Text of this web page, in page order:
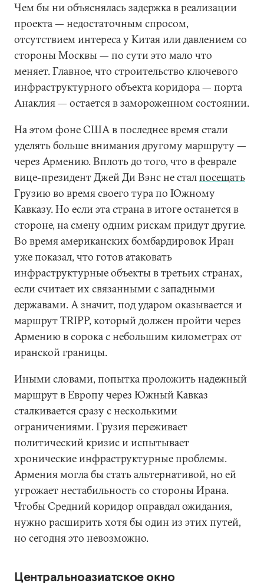
Чем бы ни объяснялась задержка в реализации
проекта — недостаточным спросом,
отсутствием интереса у Китая или давлением со
стороны Москвы — по сути это мало что
меняет. Главное, что строительство ключевого
инфраструктурного объекта коридора — порта
Анаклия — остается в замороженном состоянии.
На этом фоне США в последнее время стали
уделять больше внимания другому маршруту —
через Армению. Вплоть до того, что в феврале
вице-президент Джей Ди Вэнс не сталпосещать
Грузию во время своего тура по Южному
Кавказу. Но если эта страна в итоге останется в
стороне, на смену одним рискам придут другие.
Во время американских бомбардировок Иран
уже показал, что готов атаковать
инфраструктурные объекты в третьих странах,
если считает их связанными с западными
державами. А значит, под ударом оказывается и
маршрут TRIPP, который должен пройти через
Армению в сорока с небольшим километрах от
иранской границы.
Иными словами, попытка проложить надежный
маршрут в Европу через Южный Кавказ
сталкивается сразу с несколькими
ограничениями. Грузия переживает
политический кризис и испытывает
хронические инфраструктурные проблемы.
Армения могла бы стать альтернативой, но ей
угрожает нестабильность со стороны Ирана.
Чтобы Средний коридор оправдал ожидания,
нужно расширить хотя бы один из этих путей,
но сегодня это невозможно.
Центральноазиатское окно